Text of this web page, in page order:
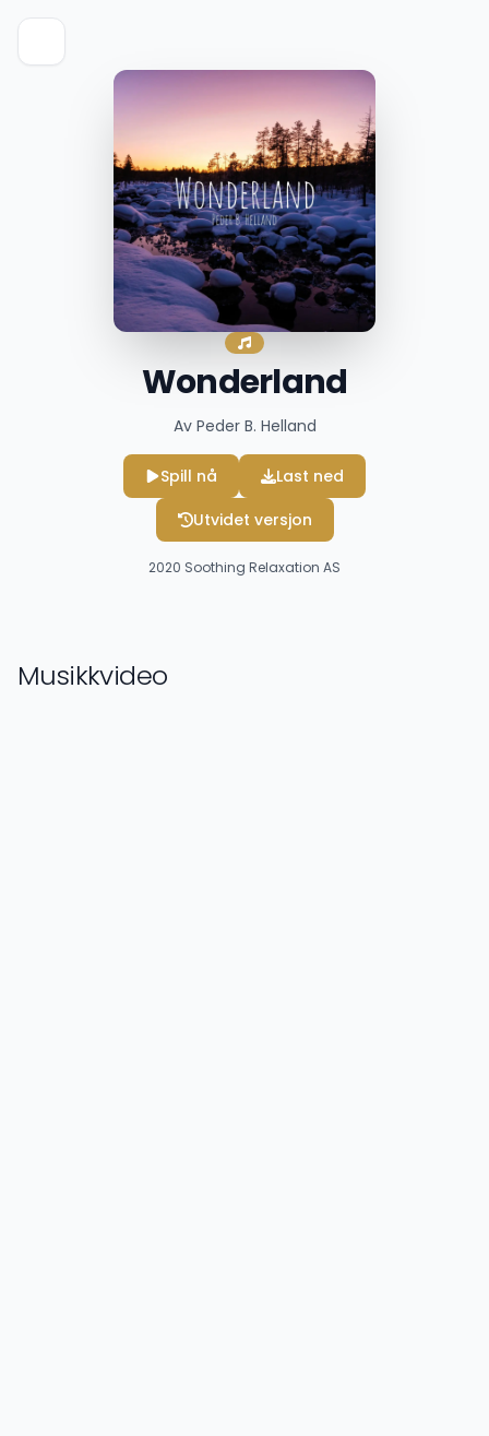
Wonderland
Av Peder B. Helland
Spill nå
Last ned
Utvidet versjon
2020 Soothing Relaxation AS
Musikkvideo